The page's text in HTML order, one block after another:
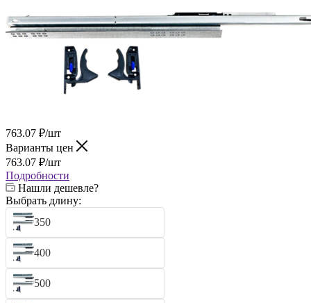
763.07 ₽/шт
Варианты цен
763.07 ₽/шт
Подробности
Нашли дешевле?
Выбрать длину:
350
400
500